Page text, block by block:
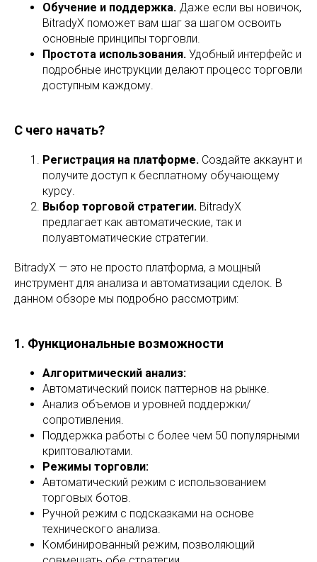
Обучение и поддержка. Даже если вы новичок,
BitradyX поможет вам шаг за шагом освоить
основные принципы торговли.
Простота использования. Удобный интерфейс и
подробные инструкции делают процесс торговли
доступным каждому.
С чего начать?
Регистрация на платформе. Создайте аккаунт и
получите доступ к бесплатному обучающему
курсу.
Выбор торговой стратегии. BitradyX
предлагает как автоматические, так и
полуавтоматические стратегии.
BitradyX — это не просто платформа, а мощный
инструмент для анализа и автоматизации сделок. В
данном обзоре мы подробно рассмотрим:
1. Функциональные возможности
Алгоритмический анализ:
Автоматический поиск паттернов на рынке.
Анализ объемов и уровней поддержки/
сопротивления.
Поддержка работы с более чем 50 популярными
криптовалютами.
Режимы торговли:
Автоматический режим с использованием
торговых ботов.
Ручной режим с подсказками на основе
технического анализа.
Комбинированный режим, позволяющий